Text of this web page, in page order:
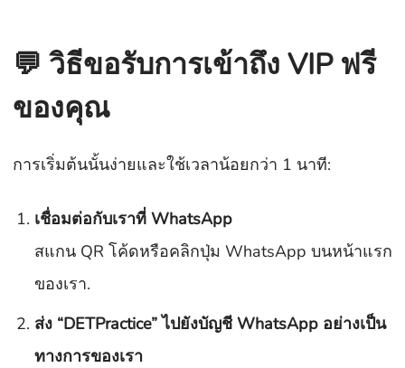
💬 วิธีขอรับการเข้าถึง VIP ฟรี
ของคุณ
การเริ่มต้นนั้นง่ายและใช้เวลาน้อยกว่า 1 นาที:
เชื่อมต่อกับเราที่ WhatsApp
สแกน QR โค้ดหรือคลิกปุ่ม WhatsApp บนหน้าแรก
ของเรา.
ส่ง “DETPractice” ไปยังบัญชี WhatsApp อย่างเป็น
ทางการของเรา